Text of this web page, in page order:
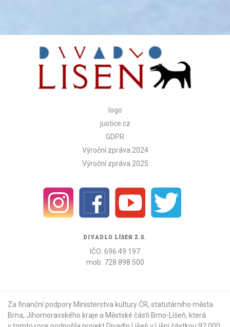
logo
justice.cz
GDPR
Výroční zpráva 2024
Výroční zpráva 2025
DIVADLO LÍŠEŇ Z.S.
IČO: 696 49 197
mob: 728 898 500
Za finanční podpory Ministerstva kultury ČR, statutárního města
Brna, Jihomoravského kraje a Městské části Brno-Líšeň, která